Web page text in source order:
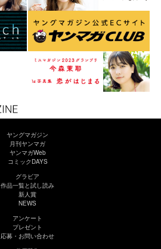
ヤングマガジン
月刊ヤンマガ
ヤンマガWeb
コミックDAYS
グラビア
作品一覧と試し読み
新人賞
NEWS
アンケート
プレゼント
応募・お問い合わせ